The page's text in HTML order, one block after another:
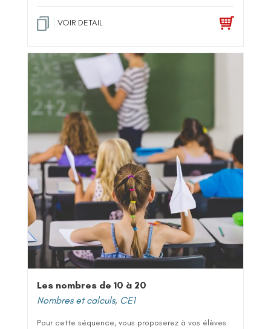
VOIR DETAIL
Les nombres de 10 à 20
Nombres et calculs, CE1
Pour cette séquence, vous proposerez à vos élèves